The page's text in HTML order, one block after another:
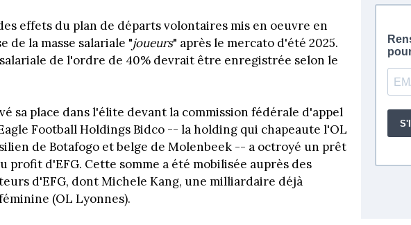
effets du plan de départs volontaires mis en oeuvre en
de la masse salariale "joueurs" après le mercato d'été 2025.
salariale de l'ordre de 40% devrait être enregistrée selon le
sa place dans l'élite devant la commission fédérale d'appel
Football Holdings Bidco -- la holding qui chapeaute l'OL
de Botafogo et belge de Molenbeek -- a octroyé un prêt
profit d'EFG. Cette somme a été mobilisée auprès des
d'EFG, dont Michele Kang, une milliardaire déjà
(OL Lyonnes).